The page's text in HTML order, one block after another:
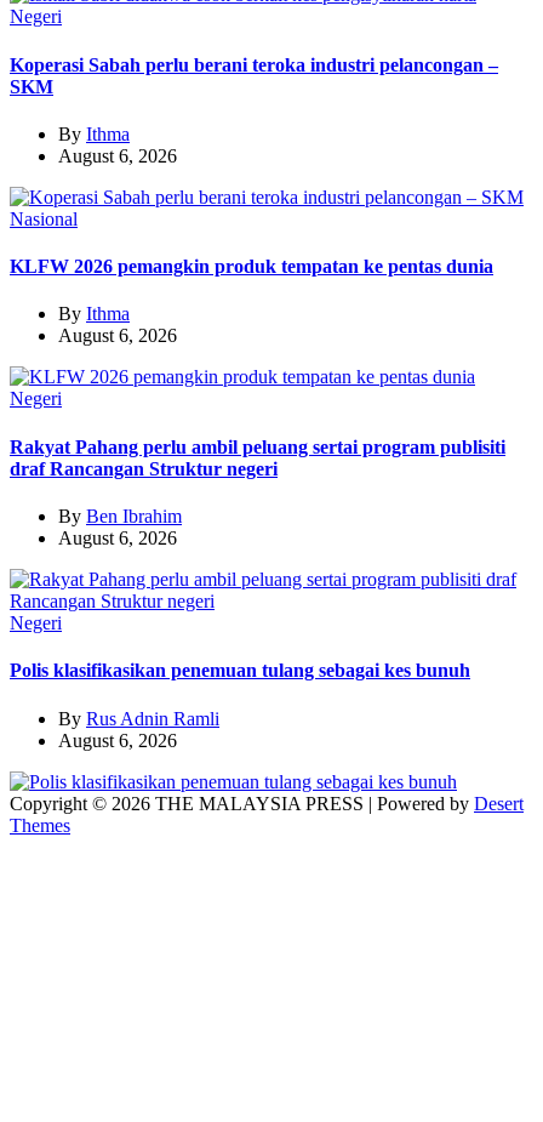
Negeri
Koperasi Sabah perlu berani teroka industri pelancongan –
SKM
By Ithma
August 6, 2026
Nasional
KLFW 2026 pemangkin produk tempatan ke pentas dunia
By Ithma
August 6, 2026
Negeri
Rakyat Pahang perlu ambil peluang sertai program publisiti
draf Rancangan Struktur negeri
By Ben Ibrahim
August 6, 2026
Negeri
Polis klasifikasikan penemuan tulang sebagai kes bunuh
By Rus Adnin Ramli
August 6, 2026
Copyright © 2026 THE MALAYSIA PRESS | Powered by Desert
Themes